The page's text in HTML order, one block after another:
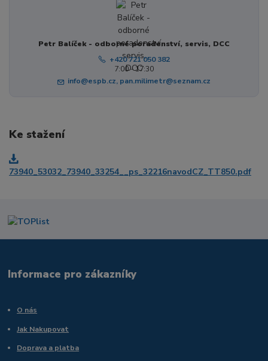
Petr Balíček - odborné poradenství, servis, DCC
+420 721 050 382
7:00 - 17:30
info@espb.cz, pan.milimetr@seznam.cz
Ke stažení
73940_53032_73940_33254__ps_32216navodCZ_TT850.pdf
Informace pro zákazníky
O nás
Jak Nakupovat
Doprava a platba